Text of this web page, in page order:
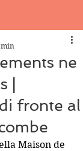
ne
|
fronte al
min
Maison de